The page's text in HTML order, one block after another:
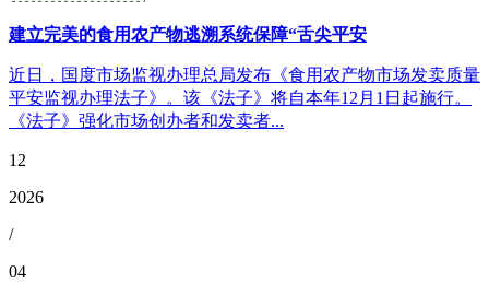
建立完美的食用农产物逃溯系统保障“舌尖平安
近日，国度市场监视办理总局发布《食用农产物市场发卖质量
平安监视办理法子》。该《法子》将自本年12月1日起施行。
《法子》强化市场创办者和发卖者...
12
2026
/
04